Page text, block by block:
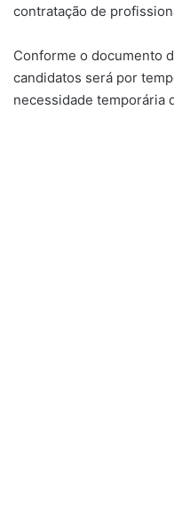
contratação de
Conforme o documento
candidatos será por
necessidade temporária